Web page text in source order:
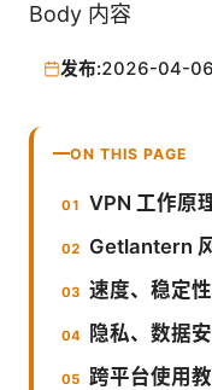
Body 内容
发布:2026-04-06
ON THIS PAGE
VPN 工作原
Getlantern
速度、稳定
隐私、数据
跨平台使用